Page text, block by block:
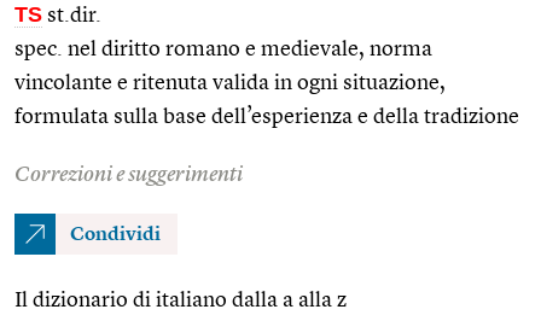
TS st.dir.
spec. nel diritto romano e medievale, norma
vincolante e ritenuta valida in ogni situazione,
formulata sulla base dell’esperienza e della tradizione
Correzioni e suggerimenti
Condividi
Il dizionario di italiano dalla a alla z